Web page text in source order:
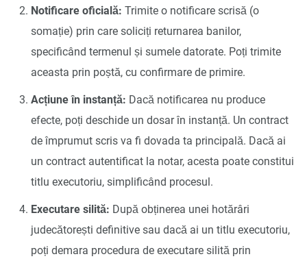
Notificare oficială: Trimite o notificare scrisă (o
somație) prin care soliciți returnarea banilor,
specificând termenul și sumele datorate. Poți trimite
aceasta prin poștă, cu confirmare de primire.
Acțiune în instanță: Dacă notificarea nu produce
efecte, poți deschide un dosar în instanță. Un contract
de împrumut scris va fi dovada ta principală. Dacă ai
un contract autentificat la notar, acesta poate constitui
titlu executoriu, simplificând procesul.
Executare silită: După obținerea unei hotărâri
judecătorești definitive sau dacă ai un titlu executoriu,
poți demara procedura de executare silită prin